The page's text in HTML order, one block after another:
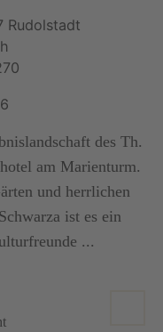
Rudolstadt
des Th.
am Marienturm.
und herrlichen
ist es ein
...